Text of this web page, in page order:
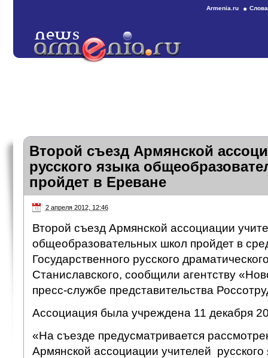
Armenia.ru
Второй съезд Армянской
русского языка
пройдет в Ереване
2 апреля 2012, 12:46
Второй съезд Армянской ассоциации
общеобразовательных школ пройдет в
Государственного русского
Станиславского, сообщили агентству
пресс-службе представительства
Ассоциация была учреждена 11 декабря
«На съезде предусматривается
Армянской ассоциации учителей